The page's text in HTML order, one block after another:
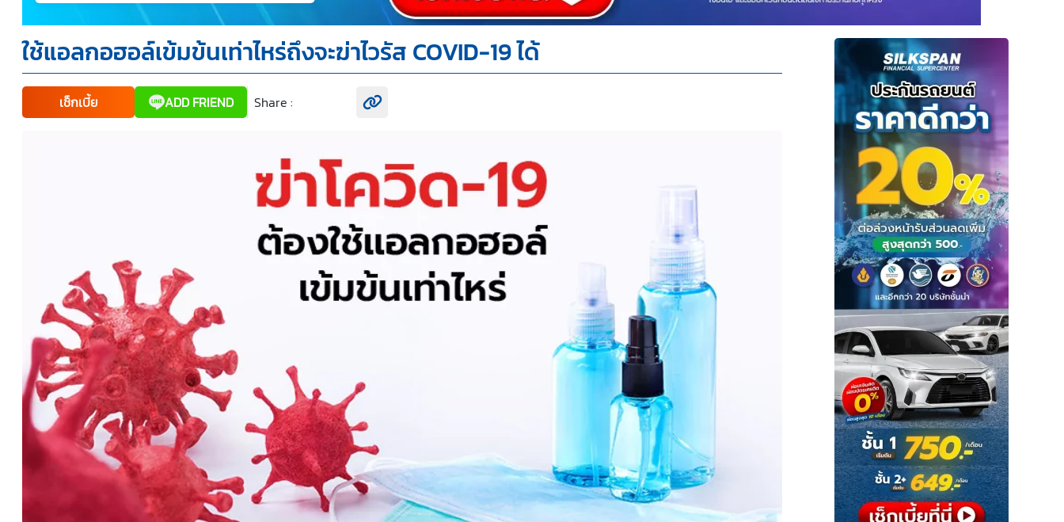
ข้าพเจ้ารับทราบนโยบายคุ้มครองข้อมูลส่วนบุคคล และยินยอม
ให้บริษัท SILKSPAN อินชัวรันซ์ โบรกเกอร์เรจ จำกัด รวมถึง
บริษัทในเครือที่เกี่ยวข้องกัน ตลอดจนคู่ค้าทางธุรกิจและ/หรือ
พันธมิตรของบริษัทเหล่านี้ สามารถเก็บ ใช้ และ/หรือ เปิดเผย
ข้อมูลส่วนบุคคลและข้อมูลส่วนบุคคลที่มีความอ่อนไหวของ
ข้าพเจ้า เพื่อวัตถุประสงค์ในการดำเนินการติดต่อและนำเสนอ
ข้อมูลสำหรับการขายผลิตภัณฑ์ การจัดทำรายการส่งเสริมการ
เพื่อพัฒนาผลิตภัณฑ์หรือบริการต่างๆ หรือเพื่อกิจกรรมอื่นๆ
ท่านสามารถอ่านรายละเอียดนโยบายคุ้มครองข้อมูลส่วนบุคคล
คำประกาศ
ก่อนให้ความยินยอม ทั้งนี้ ก่อนการ
แสดงเจตนา ข้าพเจ้าได้อ่านรายละเอียดจากเอกสารชี้แจง
ข้อมูล หรือได้รับคำอธิบายจากหน่วยงานถึงวัตถุประสงค์ในการ
เก็บรวบรวม ใช้หรือเปิดเผยข้อมูลส่วนบุคคล (“ประมวลผล
ข้อมูลส่วนบุคคล”) และมีความเข้าใจดีแล้ว ข้าพเจ้าให้ความ
ยินยอมหรือปฏิเสธไม่ให้ความยินยอมในเอกสารนี้ด้วยความ
สมัครใจ ปราศจากการบังคับหรือชักจูง และข้าพเจ้าทราบว่า
ข้าพเจ้าสามารถถอนความยินยอมนี้เสียเมื่อใดก็ได้ เว้นแต่ใน
กรณีมีข้อจำกัดสิทธิตามกฎหมายหรือยังมีสัญญาระหว่าง
ข้าพเจ้ากับสถาบันที่ให้ประโยชน์แก่ข้าพเจ้าอยู่ กรณีที่ข้าพเจ้า
ประสงค์จะไม่ให้ความยินยอม ข้าพเจ้าเข้าใจและยอมรับว่า การ
ไม่ให้ความยินยอมจะมีผลทำให้ข้าพเจ้า (เช่น ข้าพเจ้าอาจได้รับ
ความสะดวกในการใช้บริการน้อยลง หรือข้าพเจ้าไม่สามารถเข้า
ถึงฟังก์ชันการใช้งานบางอย่างได้ เป็นต้น) และข้าพเจ้าทราบ
ว่าการถอนความยินยอมดังกล่าว ไม่มีผลกระทบต่อการประมวล
ผลข้อมูลส่วนบุคคลที่ได้ดำเนินการเสร็จสิ้นไปแล้วก่อนการถอน
ความยินยอม โดยข้าพเจ้าให้ถือเอาการกดเลือก “ให้ความ
ยินยอม” ในช่องสนทนา เป็นการแสดงเจตนายินยอมของ
ข้าพเจ้าแทนการลงลายมือชื่อเป็นหลักฐาน
ใช้แอลกอฮอล์เข้มข้นเท่าไหร่ถึงจะฆ่าไวรัส COVID-19 ได้
เช็กเบี้ย ADD FRIEND Share : Facebook share
Twitter share